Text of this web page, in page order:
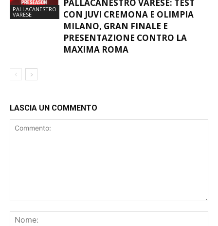
PALLACANESTRO
VARESE
PALLACANESTRO VARESE: TEST
CON JUVI CREMONA E OLIMPIA
MILANO, GRAN FINALE E
PRESENTAZIONE CONTRO LA
MAXIMA ROMA
LASCIA UN COMMENTO